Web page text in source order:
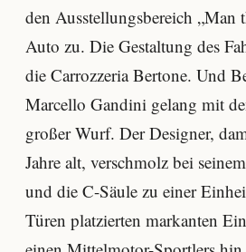
den Ausstellungsbereich „Man
Auto zu. Die Gestaltung des
die Carrozzeria Bertone. Und
Marcello Gandini gelang mit
großer Wurf. Der Designer,
Jahre alt, verschmolz bei
und die C-Säule zu einer
Türen platzierten markanten